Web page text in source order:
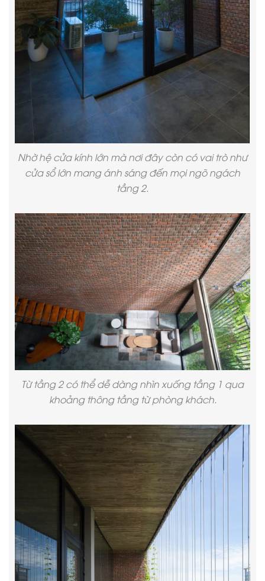
Nhờ hệ cửa kính lớn mà nơi đây còn có vai trò như
cửa sổ lớn mang ánh sáng đến mọi ngõ ngách
tầng 2.
Từ tầng 2 có thể dễ dàng nhìn xuống tầng 1 qua
khoảng thông tầng từ phòng khách.